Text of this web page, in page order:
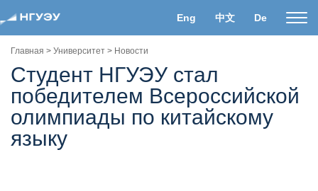
Eng 中文 De
Главная > Университет > Новости
Студент НГУЭУ стал
победителем Всероссийской
олимпиады по китайскому
языку